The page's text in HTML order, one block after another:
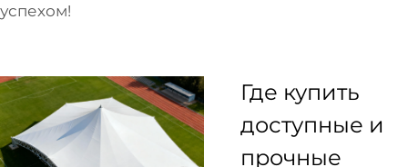
успехом!
Где купить
доступные и
прочные